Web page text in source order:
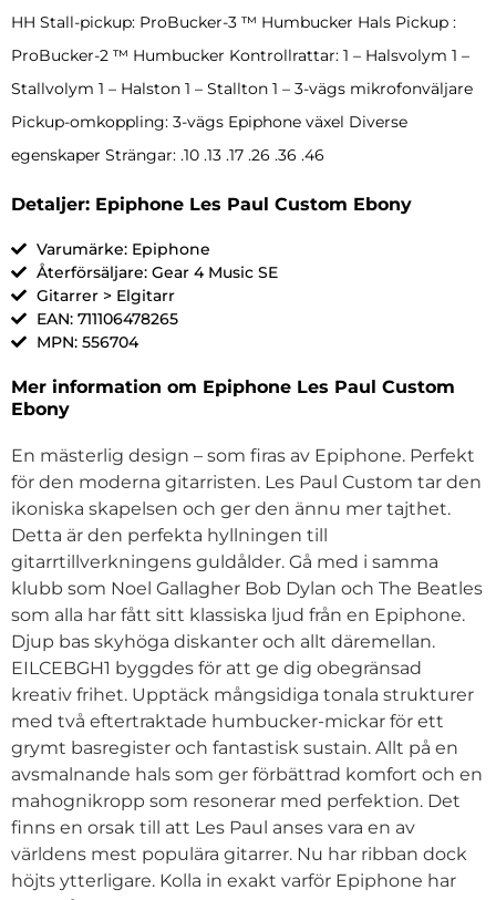
HH Stall-pickup: ProBucker-3 ™ Humbucker Hals Pickup :
ProBucker-2 ™ Humbucker Kontrollrattar: 1 – Halsvolym 1 –
Stallvolym 1 – Halston 1 – Stallton 1 – 3-vägs mikrofonväljare
Pickup-omkoppling: 3-vägs Epiphone växel Diverse
egenskaper Strängar: .10 .13 .17 .26 .36 .46
Detaljer: Epiphone Les Paul Custom Ebony
Varumärke: Epiphone
Återförsäljare: Gear 4 Music SE
Gitarrer > Elgitarr
EAN: 711106478265
MPN: 556704
Mer information om Epiphone Les Paul Custom
Ebony
En mästerlig design – som firas av Epiphone. Perfekt
för den moderna gitarristen. Les Paul Custom tar den
ikoniska skapelsen och ger den ännu mer tajthet.
Detta är den perfekta hyllningen till
gitarrtillverkningens guldålder. Gå med i samma
klubb som Noel Gallagher Bob Dylan och The Beatles
som alla har fått sitt klassiska ljud från en Epiphone.
Djup bas skyhöga diskanter och allt däremellan.
EILCEBGH1 byggdes för att ge dig obegränsad
kreativ frihet. Upptäck mångsidiga tonala strukturer
med två eftertraktade humbucker-mickar för ett
grymt basregister och fantastisk sustain. Allt på en
avsmalnande hals som ger förbättrad komfort och en
mahognikropp som resonerar med perfektion. Det
finns en orsak till att Les Paul anses vara en av
världens mest populära gitarrer. Nu har ribban dock
höjts ytterligare. Kolla in exakt varför Epiphone har